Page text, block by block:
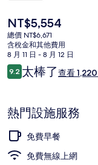
目
前
的
價
格
是
NT$5,554
總價 NT$6,671
含稅金和其他費用
8 月 11 日 - 8 月 12 日
評
論
9.29.2 分，滿分 10 分，
太棒了查看
熱門設施服務
免費早餐
免費無線上網